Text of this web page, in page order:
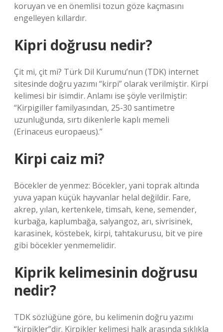
koruyan ve en önemlisi tozun göze kaçmasını
engelleyen kıllardır.
Kipri doğrusu nedir?
Çit mi, çit mi? Türk Dil Kurumu’nun (TDK) internet
sitesinde doğru yazımı “kirpi” olarak verilmiştir. Kirpi
kelimesi bir isimdir. Anlamı ise şöyle verilmiştir:
“Kirpigiller familyasından, 25-30 santimetre
uzunluğunda, sırtı dikenlerle kaplı memeli
(Erinaceus europaeus).”
Kirpi caiz mi?
Böcekler de yenmez: Böcekler, yani toprak altında
yuva yapan küçük hayvanlar helal değildir. Fare,
akrep, yılan, kertenkele, timsah, kene, semender,
kurbağa, kaplumbağa, salyangoz, arı, sivrisinek,
karasinek, köstebek, kirpi, tahtakurusu, bit ve pire
gibi böcekler yenmemelidir.
Kiprik kelimesinin doğrusu
nedir?
TDK sözlüğüne göre, bu kelimenin doğru yazımı
“kirpikler”dir. Kirpikler kelimesi halk arasında sıklıkla